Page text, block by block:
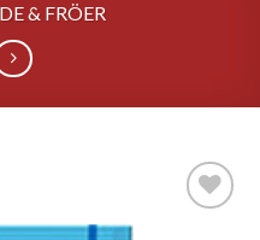
& FRÖER